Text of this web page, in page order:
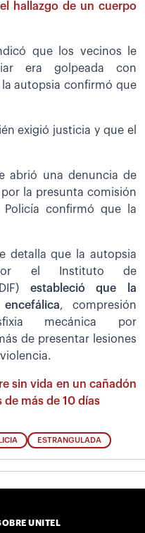
hallazgo de un cuerpo
que los vecinos le
era golpeada con
autopsia confirmó que
exigió justicia y que el
abrió una denuncia de
la presunta comisión
confirmó que la
detalla que la autopsia
por el Instituto de
estableció que la
, compresión
mecánica por
de presentar lesiones
sin vida en un cañadón
más de 10 días
ESTRANGULADA
UNITEL